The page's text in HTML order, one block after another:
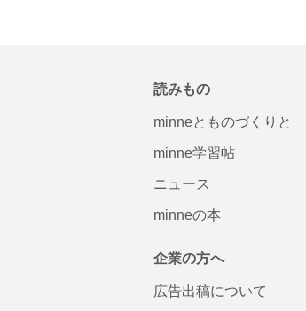
読みもの
minneとものづくりと
minne学習帖
ニュース
minneの本
企業の方へ
広告出稿について